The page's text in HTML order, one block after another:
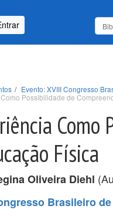
Evento: XVIII Congresso
Possibilidade de
Como
Física
Oliveira Diehl
Brasileiro